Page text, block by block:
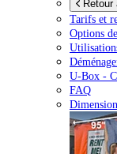
Retour
Tarifs et
Options
U-Box -
FAQ